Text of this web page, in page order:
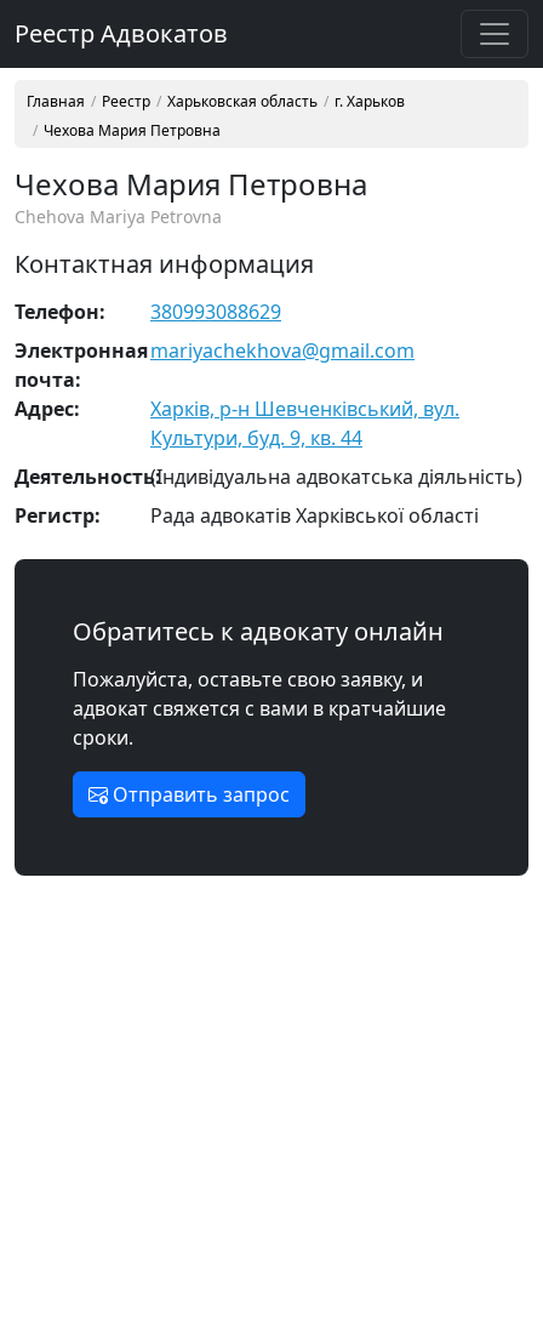
Реестр Адвокатов
Главная Реестр Харьковская область
г. Харьков
Чехова Мария Петровна
Чехова Мария Петровна
Chehova Mariya Petrovna
Контактная информация
Телефон:
380993088629
Электронная
почта:
mariyachekhova@gmail.com
Адрес:
Харків, р-н Шевченківський, вул.
Культури, буд. 9, кв. 44
Деятельность:(Індивідуальна адвокатська діяльність)
Регистр:
Рада адвокатів Харківської області
Обратитесь к адвокату онлайн
Пожалуйста, оставьте свою заявку, и
адвокат свяжется с вами в кратчайшие
сроки.
Отправить запрос